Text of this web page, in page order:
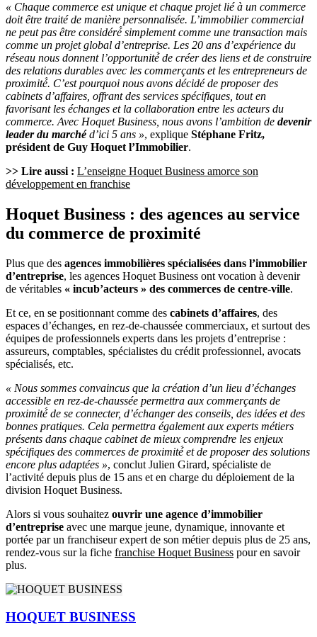
« Chaque commerce est unique et chaque projet lié à un commerce
doit être traité de manière personnalisée. L’immobilier commercial
ne peut pas être considéré́ simplement comme une transaction mais
comme un projet global d’entreprise. Les 20 ans d’expérience du
réseau nous donnent l’opportunité́ de créer des liens et de construire
des relations durables avec les commerçants et les entrepreneurs de
proximité́. C’est pourquoi nous avons décidé de proposer des
cabinets d’affaires, offrant des services spécifiques, tout en
favorisant les échanges et la collaboration entre les acteurs du
commerce. Avec Hoquet Business, nous avons l’ambition de devenir
leader du marchéd’ici 5 ans », explique Stéphane Fritz,
président de Guy Hoquet l’Immobilier.
>> Lire aussi : L’enseigne Hoquet Business amorce son
développement en franchise
Hoquet Business : des agences au service
du commerce de proximité
Plus que des agences immobilières spécialisées dans l’immobilier
d’entreprise, les agences Hoquet Business ont vocation à devenir
de véritables « incub’acteurs » des commerces de centre-ville.
Et ce, en se positionnant comme des cabinets d’affaires, des
espaces d’échanges, en rez-de-chaussée commerciaux, et surtout des
équipes de professionnels experts dans les projets d’entreprise :
assureurs, comptables, spécialistes du crédit professionnel, avocats
spécialisés, etc.
« Nous sommes convaincus que la création d’un lieu d’échanges
accessible en rez-de-chaussée permettra aux commerçants de
proximité́ de se connecter, d’échanger des conseils, des idées et des
bonnes pratiques. Cela permettra également aux experts métiers
présents dans chaque cabinet de mieux comprendre les enjeux
spécifiques des commerces de proximité́ et de proposer des solutions
encore plus adaptées », conclut Julien Girard, spécialiste de
l’activité depuis plus de 15 ans et en charge du déploiement de la
division Hoquet Business.
Alors si vous souhaitez ouvrir une agence d’immobilier
d’entreprise avec une marque jeune, dynamique, innovante et
portée par un franchiseur expert de son métier depuis plus de 25 ans,
rendez-vous sur la fiche franchise Hoquet Business pour en savoir
plus.
HOQUET BUSINESS